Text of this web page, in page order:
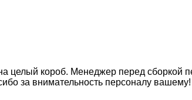
целый короб. Менеджер перед сборкой
за внимательность персоналу вашему!